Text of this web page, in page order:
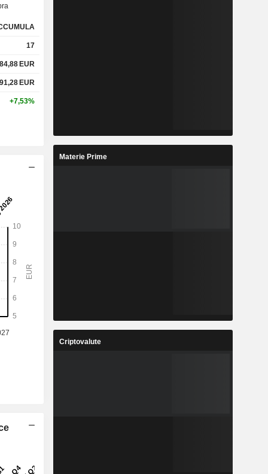
17
84,88 EUR
91,28 EUR
+7,53%
Materie Prime
Criptovalute